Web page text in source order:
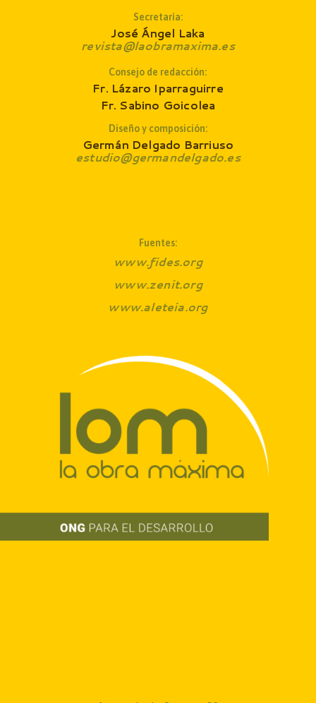
Secretaría:
José Ángel Laka
revista@laobramaxima.es
Consejo de redacción:
Fr. Lázaro Iparraguirre
Fr. Sabino Goicolea
Diseño y composición:
Germán Delgado Barriuso
estudio@germandelgado.es
Fuentes:
www.fides.org
www.zenit.org
www.aleteia.org